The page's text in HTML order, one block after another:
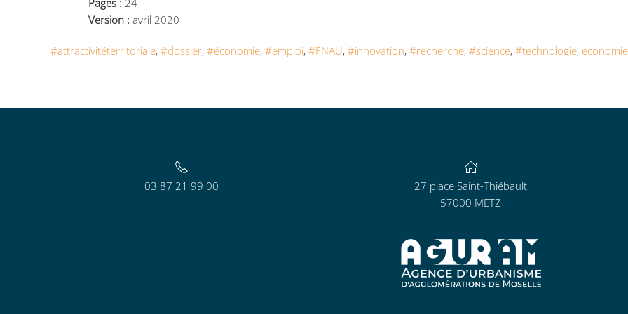
Pages : 24
Version : avril 2020
#attractivitéterritoriale, #dossier, #économie, #emploi, #FNAU, #innovation, #recherche, #science, #technologie, economie
03 87 21 99 00
27 place Saint-Thiébault
57000 METZ